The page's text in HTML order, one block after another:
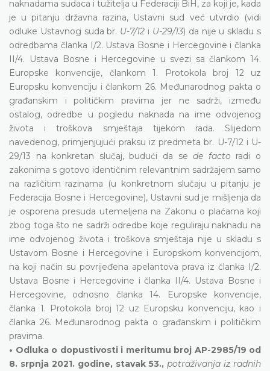
naknadama sudaca i tužitelja u Federaciji BiH, za koji je, kada
je u pitanju državna razina, Ustavni sud već utvrdio (vidi
odluke Ustavnog suda br. U-7/12 i U-29/13) da nije u skladu s
odredbama članka I/2. Ustava Bosne i Hercegovine i članka
II/4. Ustava Bosne i Hercegovine u svezi sa člankom 14.
Europske konvencije, člankom 1. Protokola broj 12 uz
Europsku konvenciju i člankom 26. Međunarodnog pakta o
građanskim i političkim pravima jer ne sadrži, između
ostalog, odredbe u pogledu naknada na ime odvojenog
života i troškova smještaja tijekom rada. Slijedom
navedenog, primjenjujući praksu iz predmeta br. U-7/12 i U-
29/13 na konkretan slučaj, budući da sede facto radi o
zakonima s gotovo identičnim relevantnim sadržajem samo
na različitim razinama (u konkretnom slučaju u pitanju je
Federacija Bosne i Hercegovine), Ustavni sud je mišljenja da
je osporena presuda utemeljena na Zakonu o plaćama koji
zbog toga što ne sadrži odredbe koje reguliraju naknadu na
ime odvojenog života i troškova smještaja nije u skladu s
Ustavom Bosne i Hercegovine i Europskom konvencijom,
na koji način su povrijeđena apelantova prava iz članka I/2.
Ustava Bosne i Hercegovine i članka II/4. Ustava Bosne i
Hercegovine, odnosno članka 14. Europske konvencije,
članka 1. Protokola broj 12 uz Europsku konvenciju, kao i
članka 26. Međunarodnog pakta o građanskim i političkim
pravima.
• Odluka o dopustivosti i meritumu broj AP-2985/19 od
8. srpnja 2021. godine, stavak 53.,potraživanja iz radnih